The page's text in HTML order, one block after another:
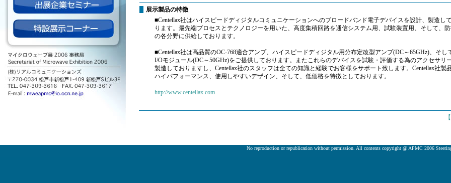
展示製品の特徴
■Centellax社はハイスピードディジタルコミュニケーションへのブロードバンド電子デバイスを設計、製造し
ります。最先端プロセスとテクノロジーを用いた、高度集積回路を通信システム用、試験装置用、そして、防
の各分野に供給しております。
■Centellax社は高品質のOC-768適合アンプ、ハイスピードディジタル用分布定改型アンプ(DC～65GHz)、そし
I/Oモジュール(DC～50GHz)をご提供しております。またこれらのデバイスを試験・評価する為のアクセサリ
製造しておりますし、Centellax社のスタッフは全ての知識と経験でお客様をサポート致します。Centellax社製
ハイパフォーマンス、使用しやすいデザイン、そして、低価格を特徴としております。
http://www.centellax.com
【
No reproduction or republication without permission. All contents copyright @ APMC 2006